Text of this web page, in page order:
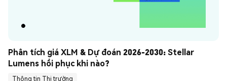
Phân tích giá XLM & Dự đoán 2026-2030: Stellar
Lumens hồi phục khi nào?
Thông tin Thị trường